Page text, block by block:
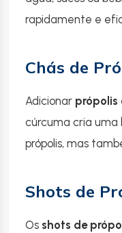
rapidamente e
Chás de
Adicionar própolis
cúrcuma cria uma
própolis, mas
Shots de
Os shots de